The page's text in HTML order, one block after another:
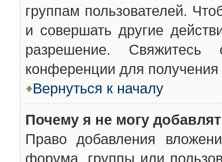
группам пользователей.
и совершать другие
разрешение. Свяжитесь
конференции для получения
Вернуться к началу
Почему я не могу
Право добавления
форума, группы или